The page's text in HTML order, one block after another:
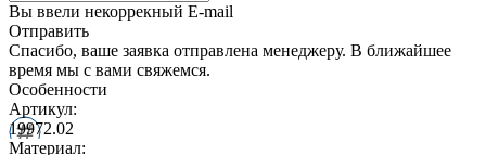
Вы ввели некоррекный E-mail
Отправить
Спасибо, ваше заявка отправлена менеджеру. В ближайшее
время мы с вами свяжемся.
Особенности
Артикул:
19972.02
Материал: